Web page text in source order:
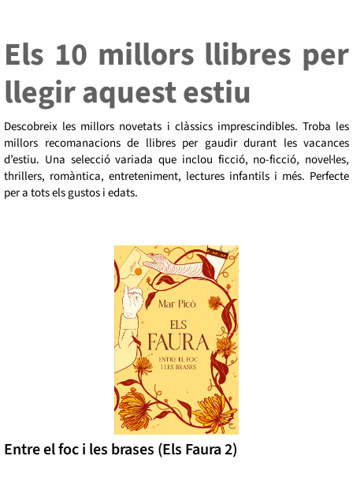
Els 10 millors llibres per
llegir aquest estiu
Descobreix les millors novetats i clàssics imprescindibles. Troba les
millors recomanacions de llibres per gaudir durant les vacances
d’estiu. Una selecció variada que inclou ficció, no-ficció, novel·les,
thrillers, romàntica, entreteniment, lectures infantils i més. Perfecte
per a tots els gustos i edats.
Entre el foc i les brases (Els Faura 2)